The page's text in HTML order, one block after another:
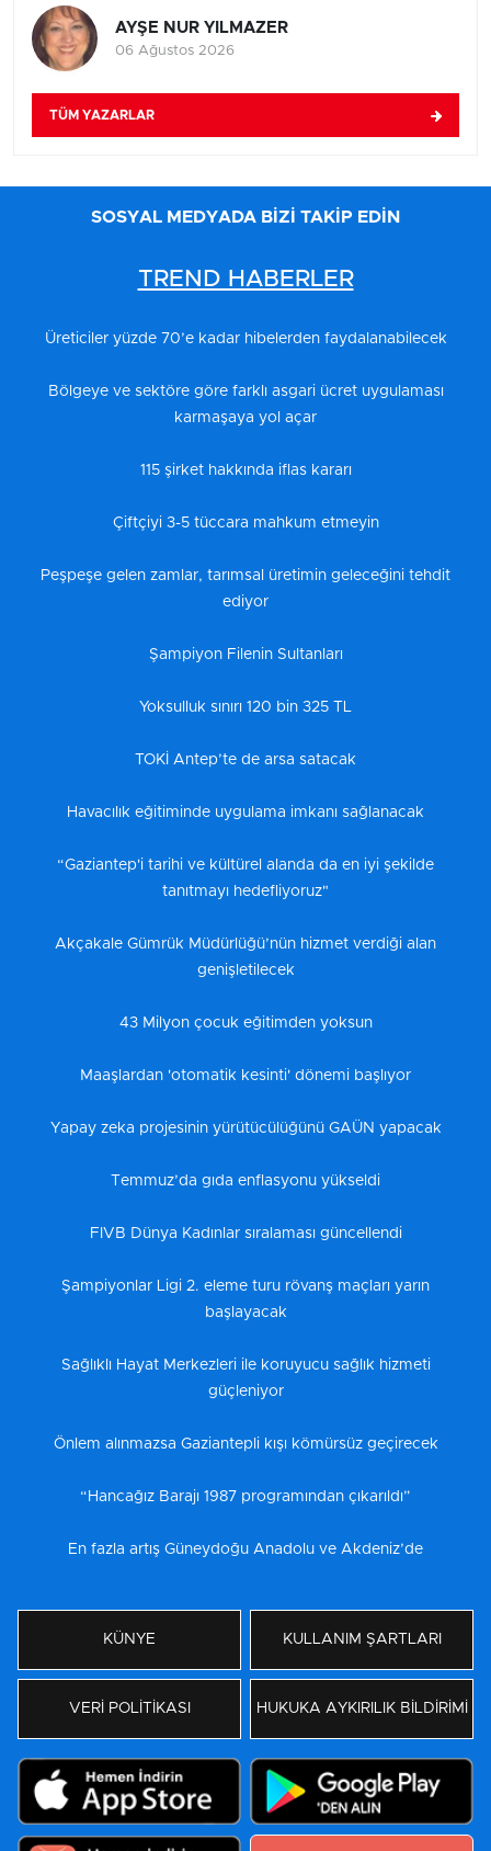
AYŞE NUR YILMAZER
06 Ağustos 2026
TÜM YAZARLAR
SOSYAL MEDYADA BİZİ TAKİP EDİN
TREND HABERLER
Üreticiler yüzde 70’e kadar hibelerden faydalanabilecek
Bölgeye ve sektöre göre farklı asgari ücret uygulaması
karmaşaya yol açar
115 şirket hakkında iflas kararı
Çiftçiyi 3-5 tüccara mahkum etmeyin
Peşpeşe gelen zamlar, tarımsal üretimin geleceğini tehdit
ediyor
Şampiyon Filenin Sultanları
Yoksulluk sınırı 120 bin 325 TL
TOKİ Antep’te de arsa satacak
Havacılık eğitiminde uygulama imkanı sağlanacak
“Gaziantep'i tarihi ve kültürel alanda da en iyi şekilde
tanıtmayı hedefliyoruz"
Akçakale Gümrük Müdürlüğü’nün hizmet verdiği alan
genişletilecek
43 Milyon çocuk eğitimden yoksun
Maaşlardan 'otomatik kesinti' dönemi başlıyor
Yapay zeka projesinin yürütücülüğünü GAÜN yapacak
Temmuz’da gıda enflasyonu yükseldi
FIVB Dünya Kadınlar sıralaması güncellendi
Şampiyonlar Ligi 2. eleme turu rövanş maçları yarın
başlayacak
Sağlıklı Hayat Merkezleri ile koruyucu sağlık hizmeti
güçleniyor
Önlem alınmazsa Gaziantepli kışı kömürsüz geçirecek
“Hancağız Barajı 1987 programından çıkarıldı”
En fazla artış Güneydoğu Anadolu ve Akdeniz’de
KÜNYE KULLANIM ŞARTLARI
VERİ POLİTİKASI HUKUKA AYKIRILIK BİLDİRİMİ